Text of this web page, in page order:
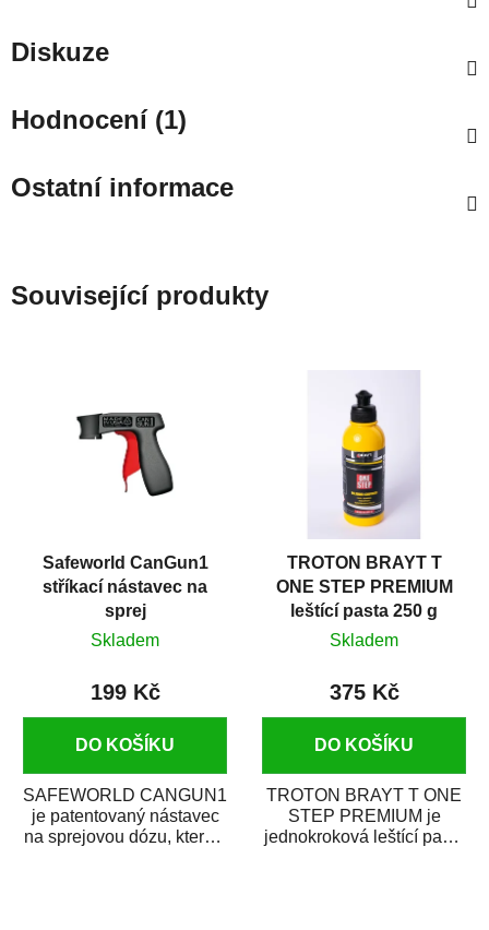
Diskuze
Hodnocení (1)
Ostatní informace
Související produkty
Safeworld CanGun1
stříkací nástavec na
sprej
Skladem
199 Kč
DO KOŠÍKU
SAFEWORLD CANGUN1
je patentovaný nástavec
na sprejovou dózu, který ji
TROTON BRAYT T
ONE STEP PREMIUM
leštící pasta 250 g
Skladem
375 Kč
DO KOŠÍKU
TROTON BRAYT T ONE
STEP PREMIUM je
jednokroková leštící pasta